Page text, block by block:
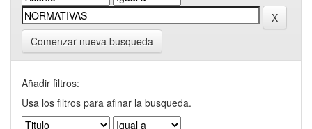
Comenzar nueva busqueda
Añadir filtros:
Usa los filtros para afinar la busqueda.